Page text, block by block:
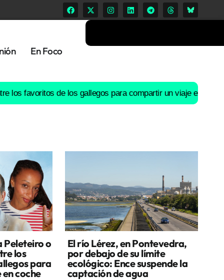
En Foco
de los gallegos para compartir un viaje en cocheEl río
Peleteiro o
los
para
coche
El río Lérez, en Pontevedra,
por debajo de su límite
ecológico: Ence suspende la
captación de agua